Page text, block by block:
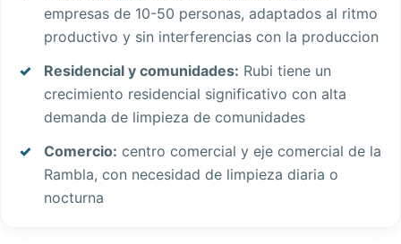
empresas de 10-50 personas, adaptados al ritmo
productivo y sin interferencias con la produccion
Residencial y comunidades: Rubi tiene un
crecimiento residencial significativo con alta
demanda de limpieza de comunidades
Comercio: centro comercial y eje comercial de la
Rambla, con necesidad de limpieza diaria o
nocturna